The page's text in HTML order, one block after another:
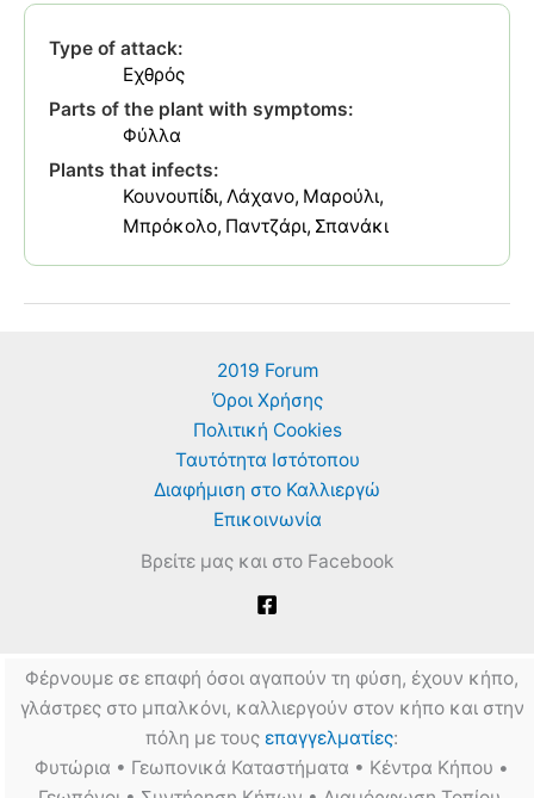
Type of attack:
Εχθρός
Parts of the plant with symptoms:
Φύλλα
Plants that infects:
Κουνουπίδι Λάχανο Μαρούλι
Μπρόκολο Παντζάρι Σπανάκι
2019 Forum
Όροι Χρήσης
Πολιτική Cookies
Ταυτότητα Ιστότοπου
Διαφήμιση στο Καλλιεργώ
Επικοινωνία
Βρείτε μας και στο Facebook
Φέρνουμε σε επαφή όσοι αγαπούν τη φύση, έχουν κήπο,
γλάστρες στο μπαλκόνι, καλλιεργούν στον κήπο και στην
πόλη με τους επαγγελματίες:
Φυτώρια • Γεωπονικά Καταστήματα • Κέντρα Κήπου •